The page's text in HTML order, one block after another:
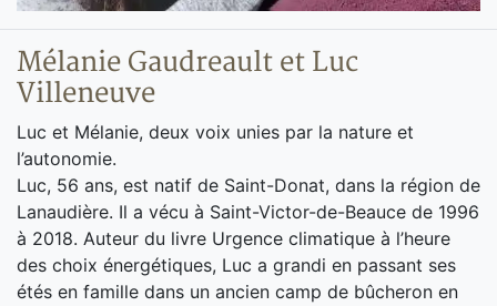
Mélanie Gaudreault et Luc
Villeneuve
Luc et Mélanie, deux voix unies par la nature et
l’autonomie.
Luc, 56 ans, est natif de Saint-Donat, dans la région de
Lanaudière. Il a vécu à Saint-Victor-de-Beauce de 1996
à 2018. Auteur du livre Urgence climatique à l’heure
des choix énergétiques, Luc a grandi en passant ses
étés en famille dans un ancien camp de bûcheron en